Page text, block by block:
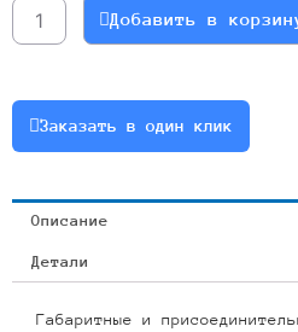
RC17-
57.35-
или
RCF17-
24-
0.18
Добавить в
Заказать в один клик
Описание
Детали
Габаритные и